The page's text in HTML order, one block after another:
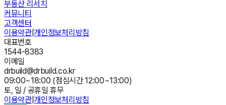
부동산 리서치
커뮤니티
고객센터
이용약관|개인정보처리방침
대표번호
1544-8383
이메일
drbuild@drbuild.co.kr
09:00~18:00 (점심시간 12:00~13:00)
토, 일 / 공휴일 휴무
이용약관|개인정보처리방침